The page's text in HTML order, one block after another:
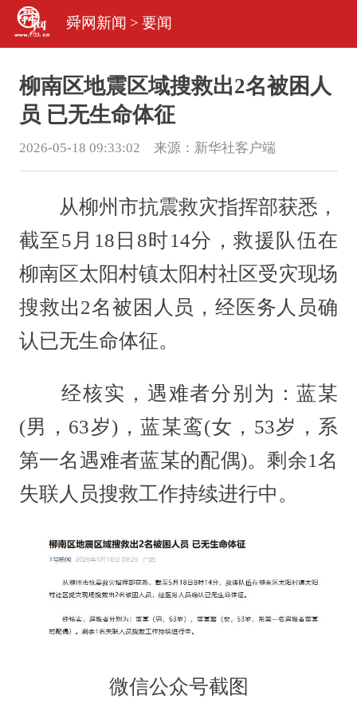
舜网新闻 > 要闻
柳南区地震区域搜救出2名被困人
员 已无生命体征
2026-05-18 09:33:02 来源： 新华社客户端
从柳州市抗震救灾指挥部获悉，
截至5月18日8时14分，救援队伍在
柳南区太阳村镇太阳村社区受灾现场
搜救出2名被困人员，经医务人员确
认已无生命体征。
经核实，遇难者分别为：蓝某
(男，63岁)，蓝某鸾(女，53岁，系
第一名遇难者蓝某的配偶)。剩余1名
失联人员搜救工作持续进行中。
微信公众号截图